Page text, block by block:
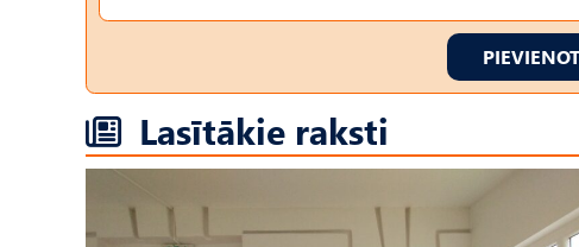
Lasītākie raksti